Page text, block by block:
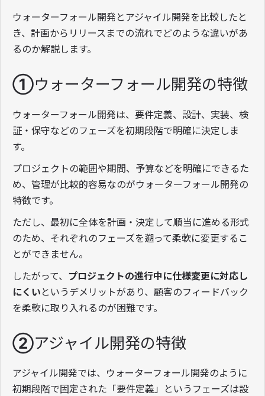
ウォーターフォール開発とアジャイル開発を比較したと
き、計画からリリースまでの流れでどのような違いがあ
るのか解説します。
①ウォーターフォール開発の特徴
ウォーターフォール開発は、要件定義、設計、実装、検
証・保守などのフェーズを初期段階で明確に決定しま
す。
プロジェクトの範囲や期間、予算などを明確にできるた
め、管理が比較的容易なのがウォーターフォール開発の
特徴です。
ただし、最初に全体を計画・決定して順当に進める形式
のため、それぞれのフェーズを遡って柔軟に変更するこ
とができません。
したがって、 プロジェクトの進行中に仕様変更に対応し
にくい というデメリットがあり、顧客のフィードバック
を柔軟に取り入れるのが困難です。
②アジャイル開発の特徴
アジャイル開発では、ウォーターフォール開発のように
初期段階で固定された「要件定義」というフェーズは設